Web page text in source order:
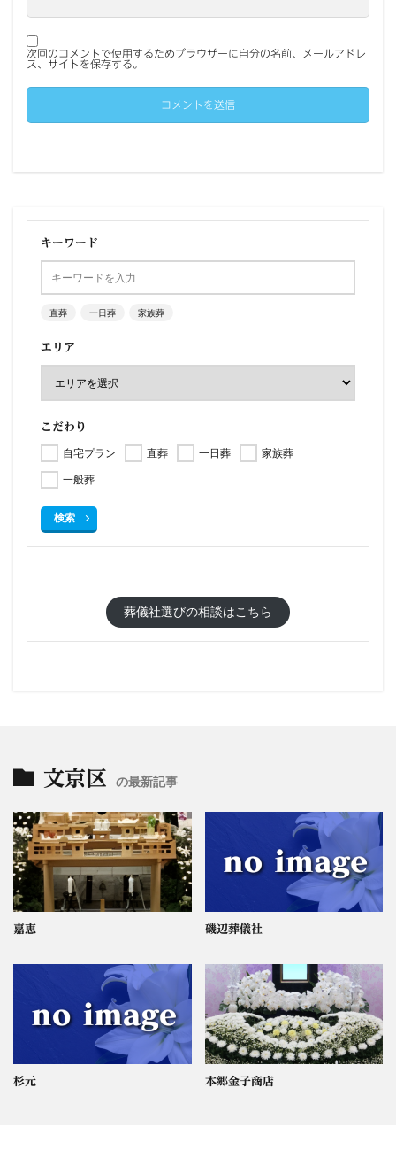
次回のコメントで使用するためブラウザーに自分の名前、メールアドレ
ス、サイトを保存する。
キーワード
直葬 一日葬 家族葬
エリア
こだわり
自宅プラン 直葬 一日葬
家族葬
一般葬
検索
葬儀社選びの相談はこちら
文京区 の最新記事
嘉恵 磯辺葬儀社
杉元 本郷金子商店